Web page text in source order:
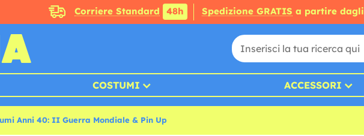
Corriere Standard 48h Spedizione GRATIS a partire dagli
COSTUMI ACCESSORI
Anni 40: II Guerra Mondiale & Pin Up